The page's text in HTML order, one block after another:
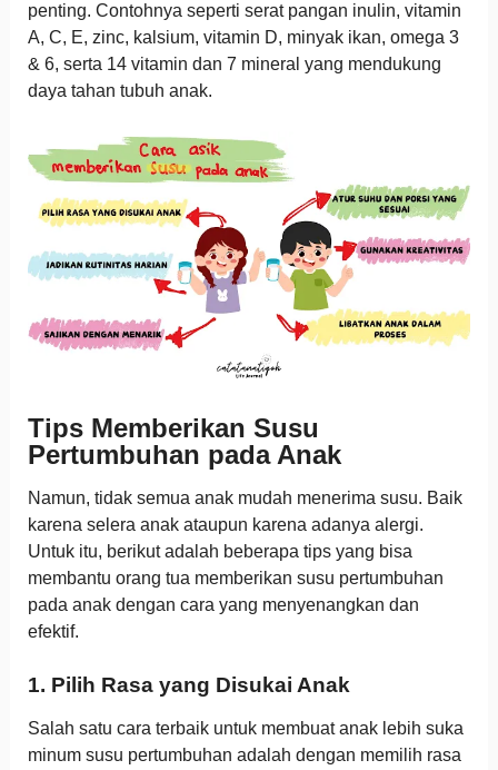
penting. Contohnya seperti serat pangan inulin, vitamin
A, C, E, zinc, kalsium, vitamin D, minyak ikan, omega 3
& 6, serta 14 vitamin dan 7 mineral yang mendukung
daya tahan tubuh anak.
Tips Memberikan Susu
Pertumbuhan pada Anak
Namun, tidak semua anak mudah menerima susu. Baik
karena selera anak ataupun karena adanya alergi.
Untuk itu, berikut adalah beberapa tips yang bisa
membantu orang tua memberikan susu pertumbuhan
pada anak dengan cara yang menyenangkan dan
efektif.
1. Pilih Rasa yang Disukai Anak
Salah satu cara terbaik untuk membuat anak lebih suka
minum susu pertumbuhan adalah dengan memilih rasa